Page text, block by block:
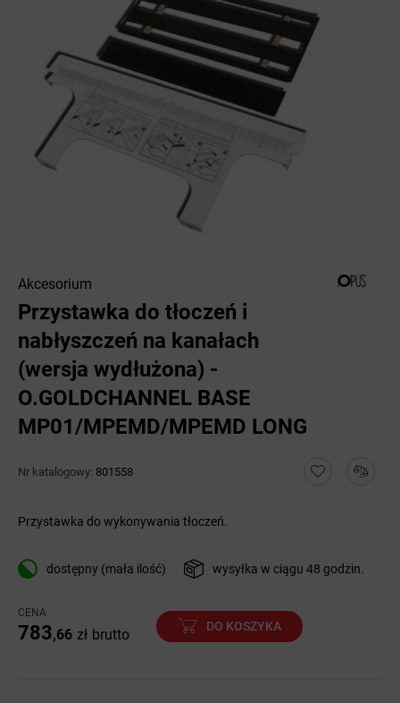
Akcesorium
Przystawka do tłoczeń i
nabłyszczeń na kanałach
(wersja wydłużona) -
O.GOLDCHANNEL BASE
MP01/MPEMD/MPEMD LONG
Nr katalogowy: 801558
Przystawka do wykonywania tłoczeń.
dostępny (mała ilość) wysyłka w ciągu 48 godzin.
CENA
783,66 zł brutto
DO KOSZYKA